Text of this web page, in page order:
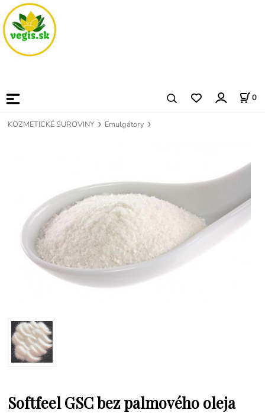
0
KOZMETICKÉ SUROVINY Emulgátory
Softfeel GSC bez palmového oleja